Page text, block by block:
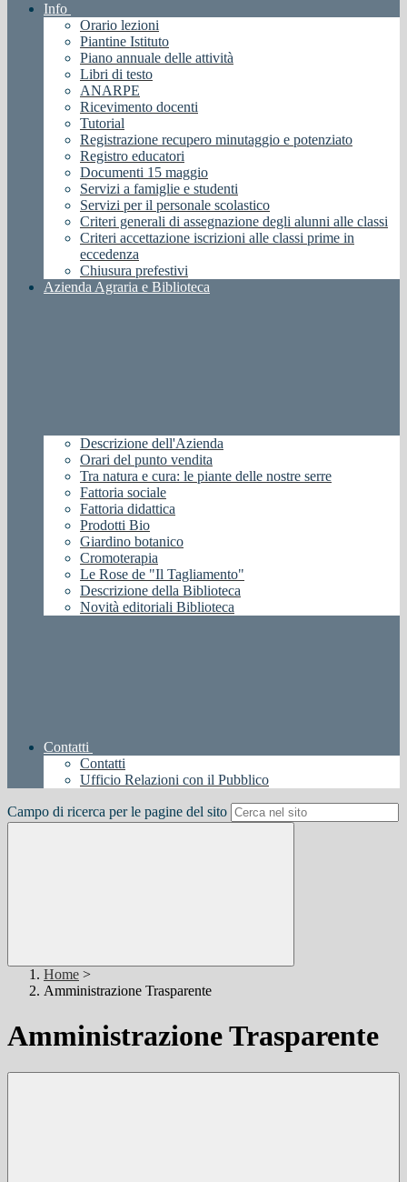
Info
Orario lezioni
Piantine Istituto
Piano annuale delle attività
Libri di testo
ANARPE
Ricevimento docenti
Tutorial
Registrazione recupero minutaggio e potenziato
Registro educatori
Documenti 15 maggio
Servizi a famiglie e studenti
Servizi per il personale scolastico
Criteri generali di assegnazione degli alunni alle classi
Criteri accettazione iscrizioni alle classi prime in
eccedenza
Chiusura prefestivi
Azienda Agraria e Biblioteca
Descrizione dell'Azienda
Orari del punto vendita
Tra natura e cura: le piante delle nostre serre
Fattoria sociale
Fattoria didattica
Prodotti Bio
Giardino botanico
Cromoterapia
Le Rose de "Il Tagliamento"
Descrizione della Biblioteca
Novità editoriali Biblioteca
Contatti
Contatti
Ufficio Relazioni con il Pubblico
Campo di ricerca per le pagine del sito
Home >
Amministrazione Trasparente
Amministrazione Trasparente